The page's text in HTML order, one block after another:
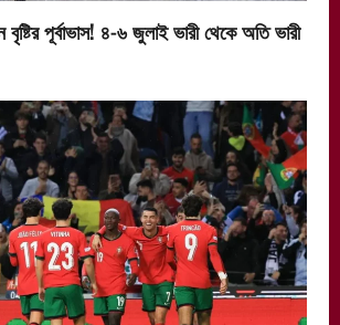
বৃষ্টির পূর্বাভাস! ৪-৬ জুলাই ভারী থেকে অতি ভারী